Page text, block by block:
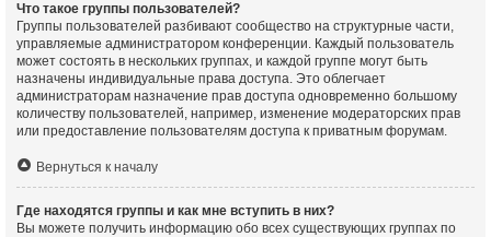
Что такое группы пользователей?
Группы пользователей разбивают сообщество на структурные части,
управляемые администратором конференции. Каждый пользователь
может состоять в нескольких группах, и каждой группе могут быть
назначены индивидуальные права доступа. Это облегчает
администраторам назначение прав доступа одновременно большому
количеству пользователей, например, изменение модераторских прав
или предоставление пользователям доступа к приватным форумам.
Вернуться к началу
Где находятся группы и как мне вступить в них?
Вы можете получить информацию обо всех существующих группах по